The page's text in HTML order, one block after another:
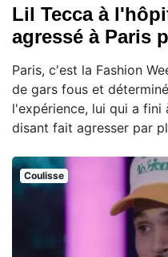
Lil Tecca à
agressé à Paris
Paris, c'est la Fashion
de gars fous et
l'expérience, lui qui a
disant fait agresser par
Coulisse